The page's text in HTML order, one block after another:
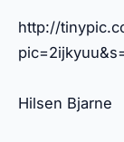
http://
Hilsen Bjarne